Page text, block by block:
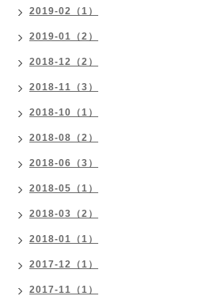
2019-02（1）
2019-01（2）
2018-12（2）
2018-11（3）
2018-10（1）
2018-08（2）
2018-06（3）
2018-05（1）
2018-03（2）
2018-01（1）
2017-12（1）
2017-11（1）